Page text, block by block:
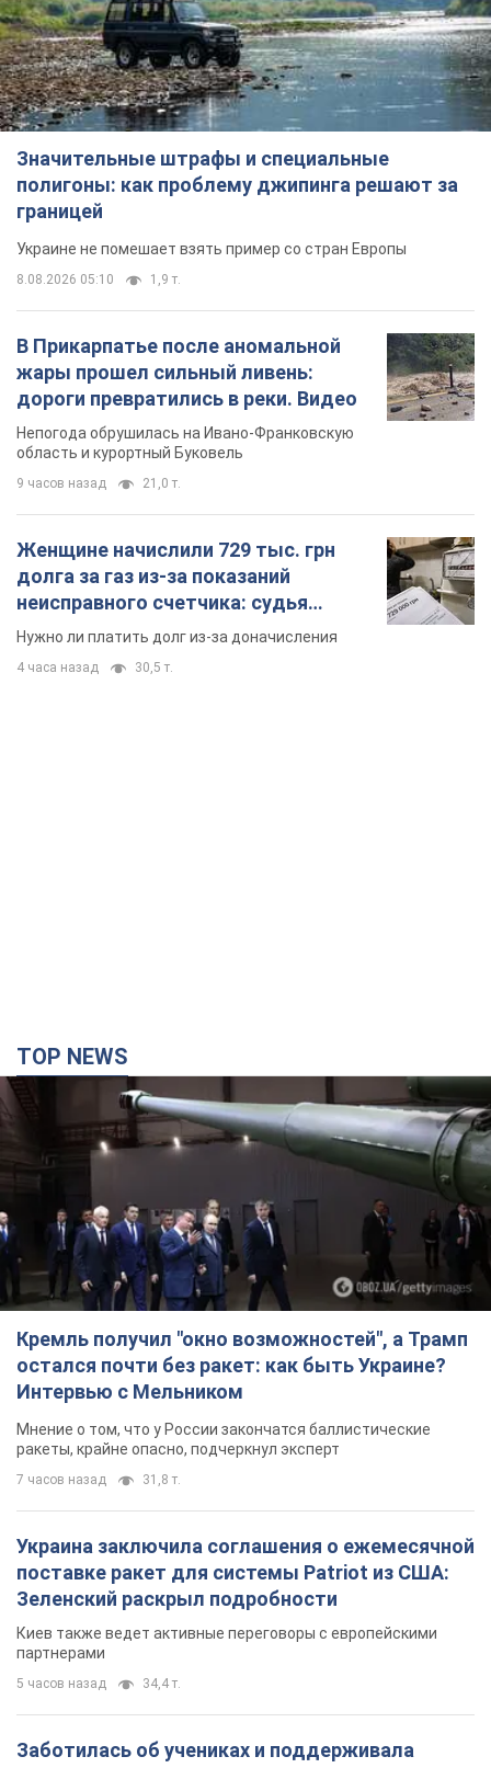
Значительные штрафы и специальные
полигоны: как проблему джипинга решают за
границей
Украине не помешает взять пример со стран Европы
8.08.2026 05:10 1,9 т.
В Прикарпатье после аномальной
жары прошел сильный ливень:
дороги превратились в реки. Видео
Непогода обрушилась на Ивано-Франковскую
область и курортный Буковель
9 часов назад 21,0 т.
Женщине начислили 729 тыс. грн
долга за газ из-за показаний
неисправного счетчика: судья
вынес неожиданное решение
Нужно ли платить долг из-за доначисления
4 часа назад 30,5 т.
TOP NEWS
Кремль получил "окно возможностей", а Трамп
остался почти без ракет: как быть Украине?
Интервью с Мельником
Мнение о том, что у России закончатся баллистические
ракеты, крайне опасно, подчеркнул эксперт
7 часов назад 31,8 т.
Украина заключила соглашения о ежемесячной
поставке ракет для системы Patriot из США:
Зеленский раскрыл подробности
Киев также ведет активные переговоры с европейскими
партнерами
5 часов назад 34,4 т.
Заботилась об учениках и поддерживала